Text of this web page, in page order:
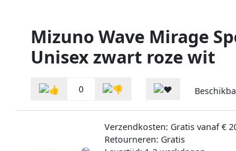
Mizuno Wave Mirage
Unisex zwart roze wit
0
Verzendkosten: Gratis vanaf €
Retourneren: Gratis